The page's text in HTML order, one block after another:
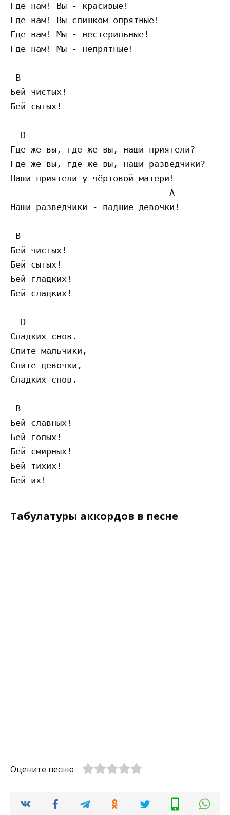
Где нам! Вы - красивые!
Где нам! Вы слишком опрятные!
Где нам! Мы - нестерильные!
Где нам! Мы - непрятные!
B
Бей чистых!
Бей сытых!
  D
Где же вы, где же вы, наши приятели?
Где же вы, где же вы, наши разведчики?
Наши приятели у чёртовой матери!
                               A
Наши разведчики - падшие девочки!
B
Бей чистых!
Бей сытых!
Бей гладких!
Бей сладких!
  D
Сладких снов.
Спите мальчики,
Спите девочки,
Сладких снов.
B
Бей славных!
Бей голых!
Бей смирных!
Бей тихих!
Табулатуры аккордов в песне
Оцените песню